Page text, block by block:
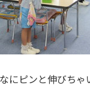
にピンと伸びちゃ